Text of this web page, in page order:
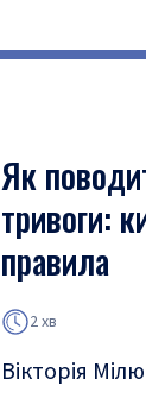
Як
тривоги:
правила
2 хв
Вікторія